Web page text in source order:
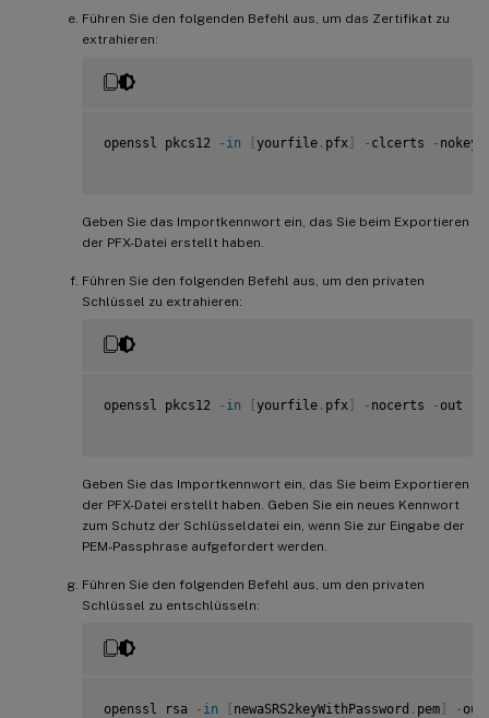
Führen Sie den folgenden Befehl aus, um das Zertifikat zu
extrahieren:
openssl pkcs12 - in [yourfile . pfx] - clcerts -
Geben Sie das Importkennwort ein, das Sie beim Exportieren
der PFX-Datei erstellt haben.
Führen Sie den folgenden Befehl aus, um den privaten
Schlüssel zu extrahieren:
openssl pkcs12 - in [yourfile . pfx] - nocerts - out
Geben Sie das Importkennwort ein, das Sie beim Exportieren
der PFX-Datei erstellt haben. Geben Sie ein neues Kennwort
zum Schutz der Schlüsseldatei ein, wenn Sie zur Eingabe der
PEM-Passphrase aufgefordert werden.
Führen Sie den folgenden Befehl aus, um den privaten
Schlüssel zu entschlüsseln:
openssl rsa - in [ newaSRS2keyWithPassword . pem] -